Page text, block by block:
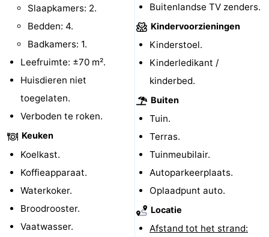
Route
Parkeren
Reisboekenwinkel
Medische
adressen
Regio
Zeeland
Schouwen-
Slaapkamers: 2.
Bedden: 4.
Badkamers: 1.
Leefruimte: ±70 m².
Huisdieren niet
toegelaten.
Verboden te roken.
Keuken
Koelkast.
Koffieapparaat.
Waterkoker.
Broodrooster.
Vaatwasser.
Buitenlandse TV zenders.
Kindervoorzieningen
Kinderstoel.
Kinderledikant /
kinderbed.
Buiten
Tuin.
Terras.
Tuinmeubilair.
Autoparkeerplaats.
Oplaadpunt auto.
Locatie
Afstand tot het strand: